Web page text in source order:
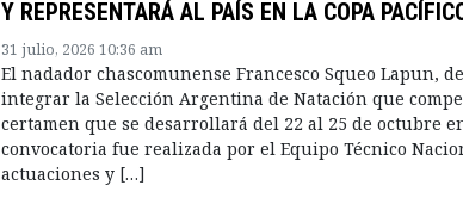
Y REPRESENTARÁ AL PAÍS EN LA COPA
31 julio, 2026 10:36 am
El nadador chascomunense Francesco Squeo Lapun,
integrar la Selección Argentina de Natación que
certamen que se desarrollará del 22 al 25 de octubre
convocatoria fue realizada por el Equipo Técnico
actuaciones y […]